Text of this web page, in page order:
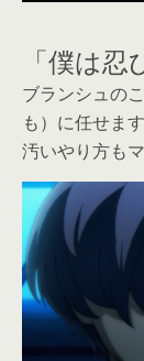
「僕は忍
ブランシュの
も）に任せます
汚いやり方も